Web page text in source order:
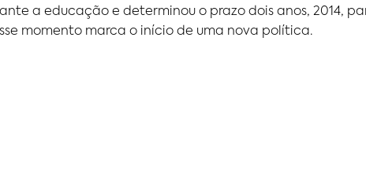
a educação e determinou o prazo dois anos, 2014,
momento marca o início de uma nova política.